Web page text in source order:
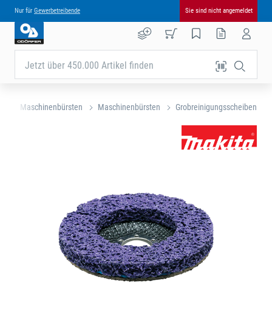
Nur für Gewerbetreibende Sie sind nicht angemeldet
Jetzt über 450.000 Artikel finden
Maschinenbürsten Maschinenbürsten Grobreinigungsscheiben